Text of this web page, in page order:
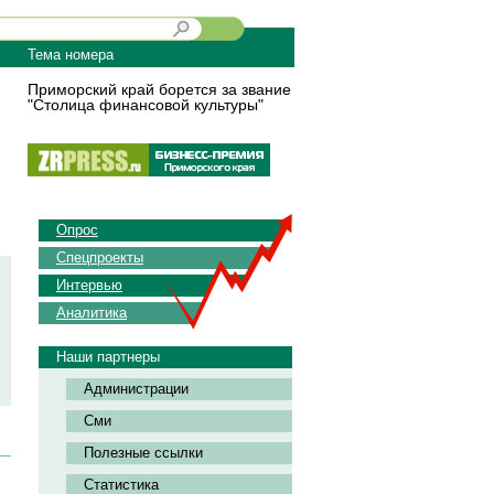
Тема номера
Приморский край борется за звание
"Столица финансовой культуры"
Опрос
Спецпроекты
Интервью
Аналитика
Наши партнеры
Администрации
Сми
Полезные ссылки
Статистика